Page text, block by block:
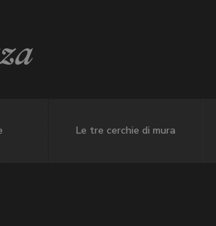
Le tre cerchie di mura